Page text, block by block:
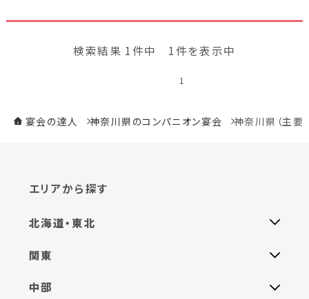
九州・沖縄
検索結果 1件中 1件を表示中
1
宴会の達人 神奈川県のコンパニオン宴会 神奈川県（主要
エリアから探す
北海道・東北
関東
中部